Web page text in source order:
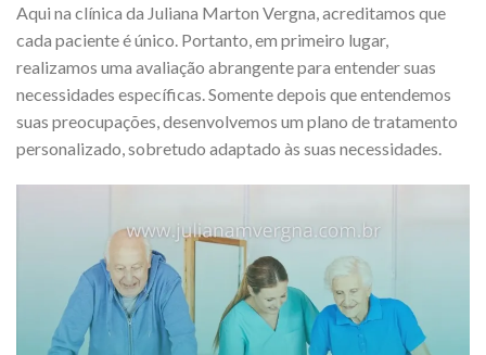
Aqui na clínica da Juliana Marton Vergna, acreditamos que
cada paciente é único. Portanto, em primeiro lugar,
realizamos uma avaliação abrangente para entender suas
necessidades específicas. Somente depois que entendemos
suas preocupações, desenvolvemos um plano de tratamento
personalizado, sobretudo adaptado às suas necessidades.